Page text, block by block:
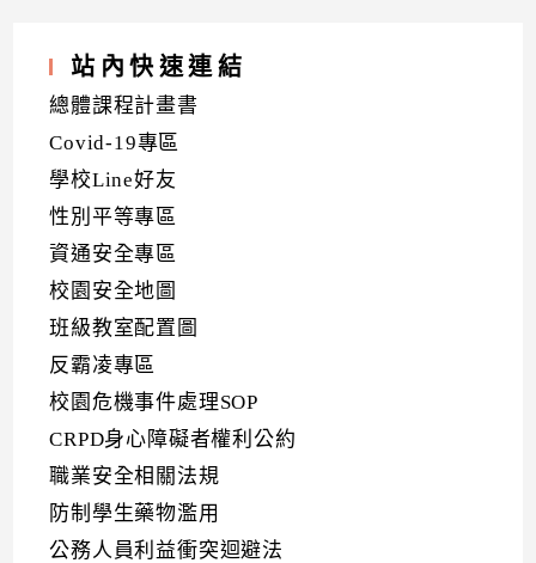
站內快速連結
總體課程計畫書
Covid-19專區
學校Line好友
性別平等專區
資通安全專區
校園安全地圖
班級教室配置圖
反霸凌專區
校園危機事件處理SOP
CRPD身心障礙者權利公約
職業安全相關法規
防制學生藥物濫用
公務人員利益衝突迴避法